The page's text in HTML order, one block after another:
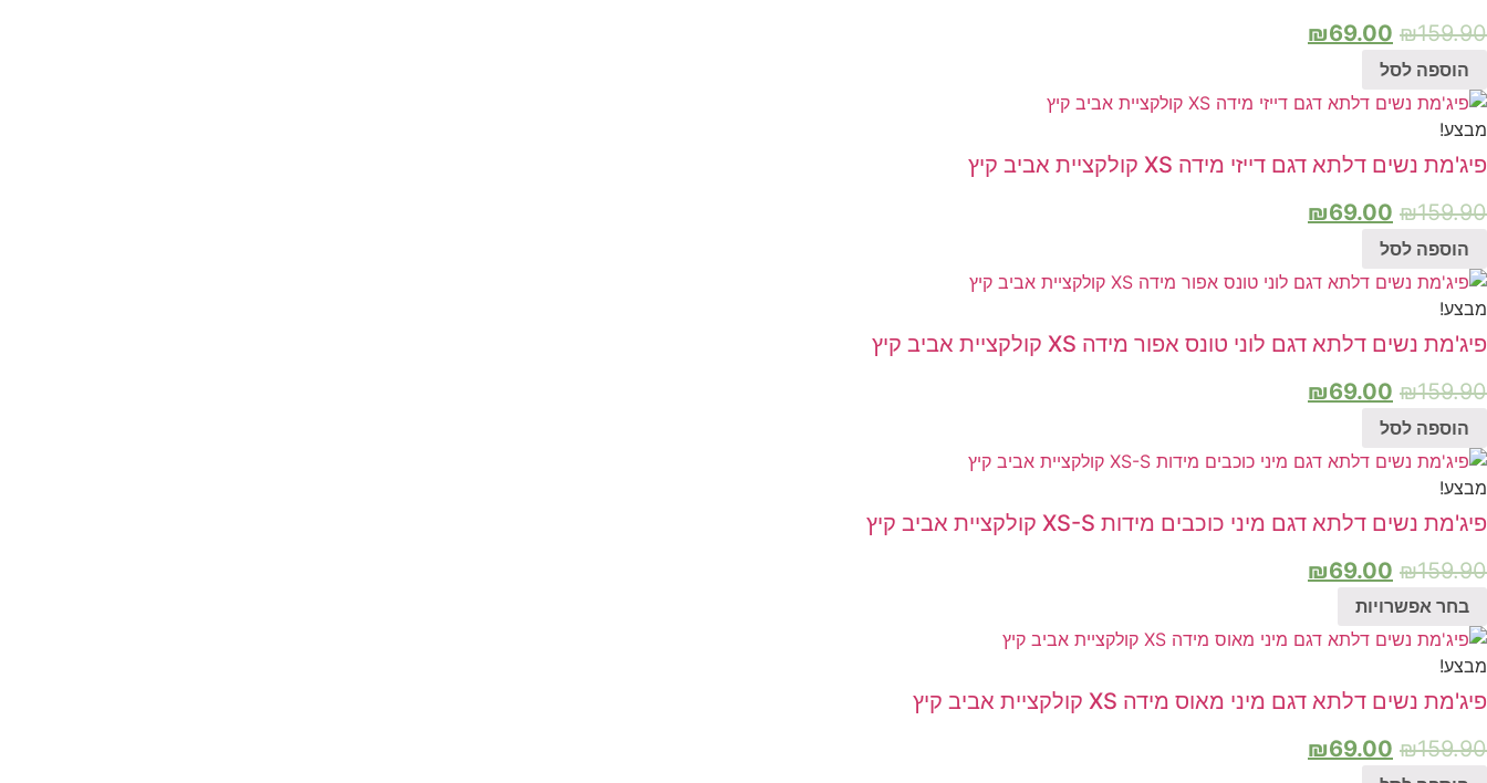
₪159.90
₪69.00
הוספה לסל
מבצע!
פיג'מת נשים דלתא דגם דייזי מידה XS קולקציית אביב קיץ
₪159.90
₪69.00
הוספה לסל
מבצע!
פיג'מת נשים דלתא דגם לוני טונס אפור מידה XS קולקציית אביב קיץ
₪159.90
₪69.00
הוספה לסל
מבצע!
פיג'מת נשים דלתא דגם מיני כוכבים מידות XS-S קולקציית אביב קיץ
₪159.90
₪69.00
בחר אפשרויות
מבצע!
פיג'מת נשים דלתא דגם מיני מאוס מידה XS קולקציית אביב קיץ
₪159.90
₪69.00